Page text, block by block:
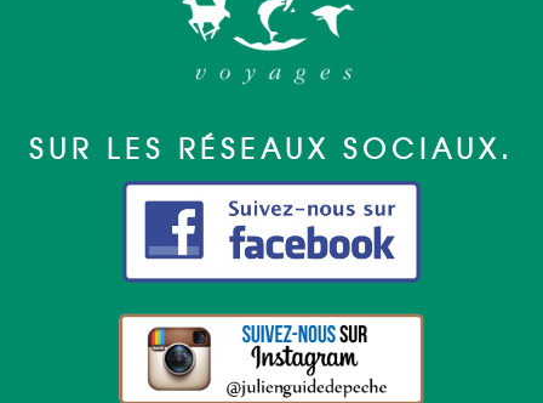
SUR LES RÉSEAUX SOCIAUX.